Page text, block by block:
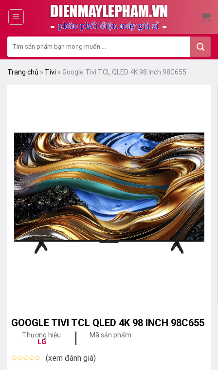
kiếm:
Trang chủ » Tivi » Google Tivi TCL QLED 4K 98 Inch 98C655
GOOGLE TIVI TCL QLED 4K 98 INCH 98C655
Thương hiệu
LG
Mã sản phẩm
(xem đánh giá)